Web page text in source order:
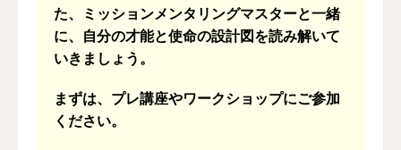
た、ミッションメンタリングマスターと一緒
に、自分の才能と使命の設計図を読み解いて
いきましょう。
まずは、プレ講座やワークショップにご参加
ください。